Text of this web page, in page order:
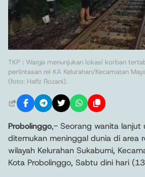
TKP : Warga menunjukan lokasi korban
perlintasan rel KA Kelurahan/Kecamatan
(foto: Hafiz Rozani).
Probolinggo,- Seorang wanita lanjut
ditemukan meninggal dunia di area
wilayah Kelurahan Sukabumi,
Kota Probolinggo, Sabtu dini hari